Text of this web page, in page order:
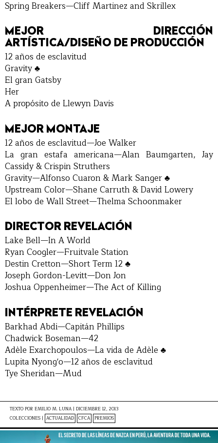
Spring Breakers—Cliff Martinez and Skrillex
MEJOR DIRECCIÓN
ARTÍSTICA/DISEÑO DE PRODUCCIÓN
12 años de esclavitud
Gravity ♣
El gran Gatsby
Her
A propósito de Llewyn Davis
MEJOR MONTAJE
12 años de esclavitud—Joe Walker
La gran estafa americana—Alan Baumgarten, Jay
Cassidy & Crispin Struthers
Gravity—Alfonso Cuaron & Mark Sanger ♣
Upstream Color—Shane Carruth & David Lowery
El lobo de Wall Street—Thelma Schoonmaker
DIRECTOR REVELACIÓN
Lake Bell—In A World
Ryan Coogler—Fruitvale Station
Destin Cretton—Short Term 12 ♣
Joseph Gordon-Levitt—Don Jon
Joshua Oppenheimer—The Act of Killing
INTÉRPRETE REVELACIÓN
Barkhad Abdi—Capitán Phillips
Chadwick Boseman—42
Adèle Exarchopoulos—La vida de Adèle ♣
Lupita Nyong'o—12 años de esclavitud
Tye Sheridan—Mud
TEXTO POR EMILIO M. LUNA | DICIEMBRE 12, 2013
COLECCIONES | ACTUALIDAD CFCA PREMIOS